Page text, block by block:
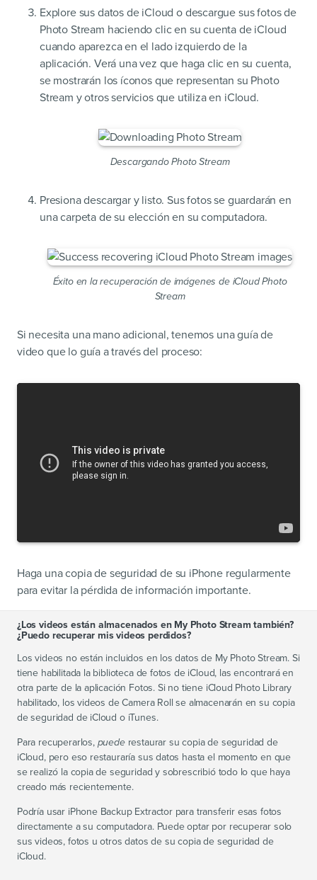
Explore sus datos de iCloud o descargue sus fotos de
Photo Stream haciendo clic en su cuenta de iCloud
cuando aparezca en el lado izquierdo de la
aplicación. Verá una vez que haga clic en su cuenta,
se mostrarán los íconos que representan su Photo
Stream y otros servicios que utiliza en iCloud.
Descargando Photo Stream
Presiona descargar y listo. Sus fotos se guardarán en
una carpeta de su elección en su computadora.
Éxito en la recuperación de imágenes de iCloud Photo
Stream
Si necesita una mano adicional, tenemos una guía de
video que lo guía a través del proceso:
Haga una copia de seguridad de su iPhone regularmente
para evitar la pérdida de información importante.
¿Los videos están almacenados en My Photo Stream también?
¿Puedo recuperar mis videos perdidos?
Los videos no están incluidos en los datos de My Photo Stream. Si
tiene habilitada la biblioteca de fotos de iCloud, las encontrará en
otra parte de la aplicación Fotos. Si no tiene iCloud Photo Library
habilitado, los videos de Camera Roll se almacenarán en su copia
de seguridad de iCloud o iTunes.
Para recuperarlos, puederestaurar su copia de seguridad de
iCloud, pero eso restauraría sus datos hasta el momento en que
se realizó la copia de seguridad y sobrescribió todo lo que haya
creado más recientemente.
Podría usar iPhone Backup Extractor para transferir esas fotos
directamente a su computadora. Puede optar por recuperar solo
sus videos, fotos u otros datos de su copia de seguridad de
iCloud.